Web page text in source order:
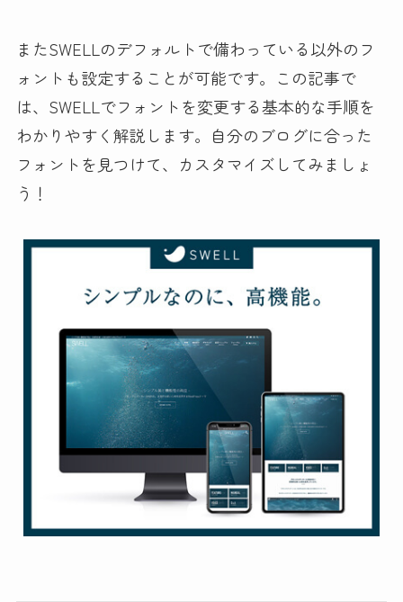
またSWELLのデフォルトで備わっている以外のフ
ォントも設定することが可能です。この記事で
は、SWELLでフォントを変更する基本的な手順を
わかりやすく解説します。自分のブログに合った
フォントを見つけて、カスタマイズしてみましょ
う！